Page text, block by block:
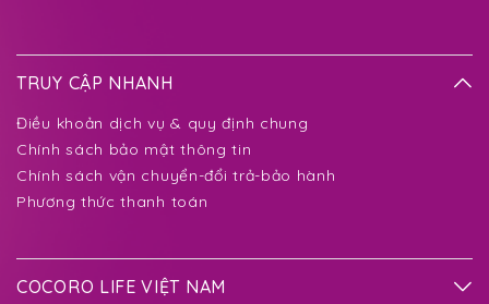
TRUY CẬP NHANH
Điều khoản dịch vụ & quy định chung
Chính sách bảo mật thông tin
Chính sách vận chuyển-đổi trả-bảo hành
Phương thức thanh toán
COCORO LIFE VIỆT NAM